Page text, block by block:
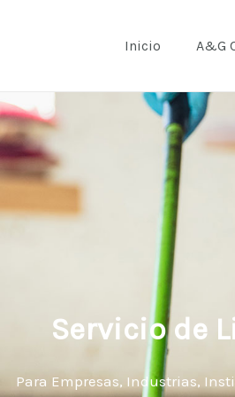
Inicio A&G
Servicio de
Para Empresas, Industrias,